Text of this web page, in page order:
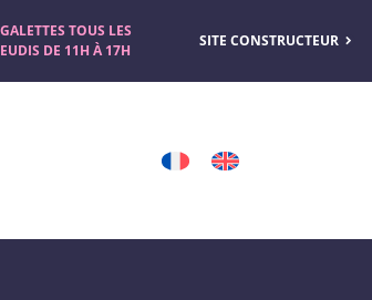
TOUS LES
DE 11H À 17H
SITE CONSTRUCTEUR